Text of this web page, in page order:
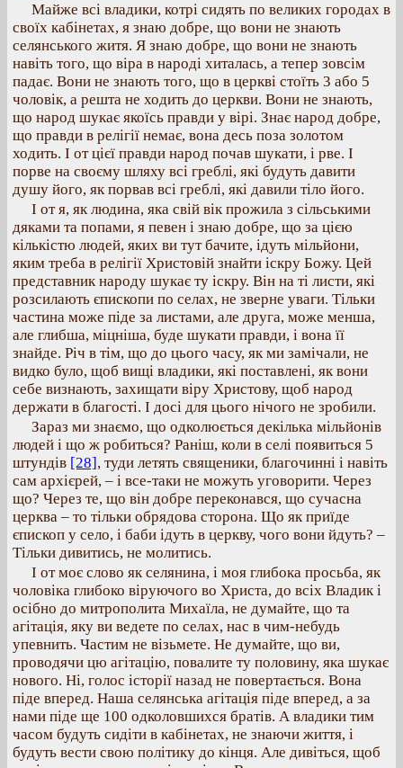
Майже всі владики, котрі сидять по великих городах в
своїх кабінетах, я знаю добре, що вони не знають
селянського житя. Я знаю добре, що вони не знають
навіть того, що віра в народі хиталась, а тепер зовсім
падає. Вони не знають того, що в церкві стоїть 3 або 5
чоловік, а решта не ходить до церкви. Вони не знають,
що народ шукає якоїсь правди у вірі. Знає народ добре,
що правди в релігії немає, вона десь поза золотом
ходить. І от цієї правди народ почав шукати, і рве. І
порве на своєму шляху всі греблі, які будуть давити
душу його, як порвав всі греблі, які давили тіло його.
І от я, як людина, яка свій вік прожила з сільськими
дяками та попами, я певен і знаю добре, що за цією
кількістю людей, яких ви тут бачите, ідуть мільйони,
яким треба в релігії Христовій знайти іскру Божу. Цей
представник народу шукає ту іскру. Він на ті листи, які
розсилають єпископи по селах, не зверне уваги. Тільки
частина може піде за листами, але друга, може менша,
але глибша, міцніша, буде шукати правди, і вона її
знайде. Річ в тім, що до цього часу, як ми замічали, не
видко було, щоб вищі владики, які поставлені, як вони
себе визнають, захищати віру Христову, щоб народ
держати в благості. І досі для цього нічого не зробили.
Зараз ми знаємо, що одколюється декілька мільйонів
людей і що ж робиться? Раніш, коли в селі появиться 5
штундів [28], туди летять священики, благочинні і навіть
сам архієрей, – і все-таки не можуть уговорити. Через
що? Через те, що він добре переконався, що сучасна
церква – то тільки обрядова сторона. Що як приїде
єпископ у село, і баби ідуть в церкву, чого вони йдуть? –
Тільки дивитись, не молитись.
І от моє слово як селянина, і моя глибока просьба, як
чоловіка глибоко віруючого во Христа, до всіх Владик і
осібно до митрополита Михаїла, не думайте, що та
агітація, яку ви ведете по селах, нас в чим-небудь
упевнить. Частим не візьмете. Не думайте, що ви,
проводячи цю агітацію, повалите ту половину, яка шукає
нового. Ні, голос історії назад не повертається. Вона
піде вперед. Наша селянська агітація піде вперед, а за
нами піде ще 100 одколовшихся братів. А владики тим
часом будуть сидіти в кабінетах, не знаючи життя, і
будуть вести свою політику до кінця. Але дивіться, щоб